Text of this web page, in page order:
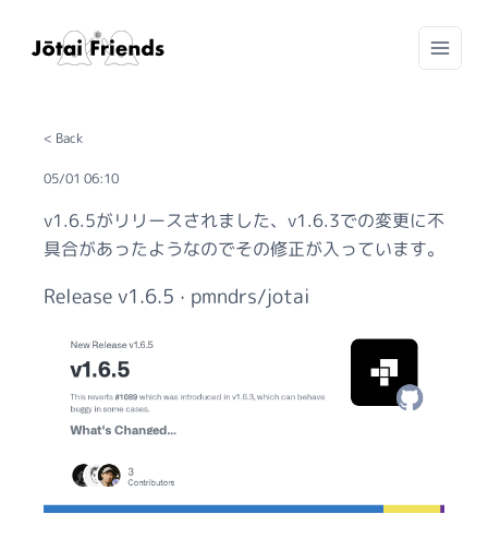
< Back
05/01 06:10
v1.6.5がリリースされました、v1.6.3での変更に不
具合があったようなのでその修正が入っています。
Release v1.6.5 · pmndrs/jotai